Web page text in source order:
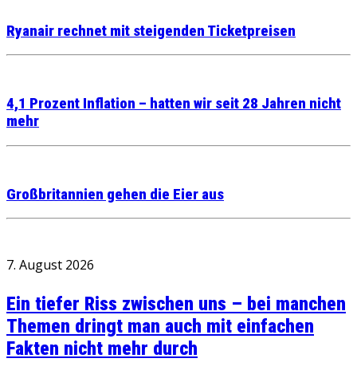
Ryanair rechnet mit steigenden Ticketpreisen
4,1 Prozent Inflation – hatten wir seit 28 Jahren nicht
mehr
Großbritannien gehen die Eier aus
7. August 2026
Ein tiefer Riss zwischen uns – bei manchen
Themen dringt man auch mit einfachen
Fakten nicht mehr durch